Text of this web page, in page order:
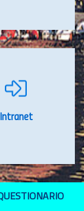
Intranet